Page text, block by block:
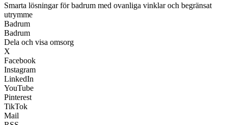
Smarta lösningar för badrum med ovanliga vinklar och begränsat
utrymme
Badrum
Badrum
Dela och visa omsorg
X
Facebook
Instagram
LinkedIn
YouTube
Pinterest
TikTok
Mail